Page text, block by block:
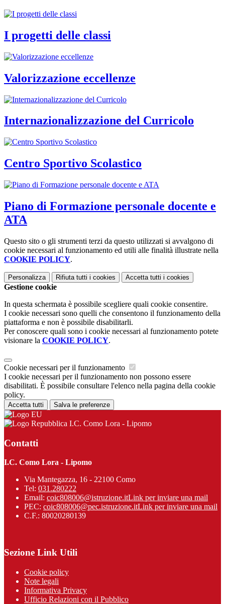
I progetti delle classi
Valorizzazione eccellenze
Internazionalizzazione del Curricolo
Centro Sportivo Scolastico
Piano di Formazione personale docente e
ATA
Questo sito o gli strumenti terzi da questo utilizzati si avvalgono di
cookie necessari al funzionamento ed utili alle finalità illustrate nella
COOKIE POLICY.
Personalizza Rifiuta tutti i cookies Accetta tutti i cookies
Gestione cookie
In questa schermata è possibile scegliere quali cookie consentire.
I cookie necessari sono quelli che consentono il funzionamento della
piattaforma e non è possibile disabilitarli.
Per conoscere quali sono i cookie necessari al funzionamento potete
visionare la COOKIE POLICY.
Cookie necessari per il funzionamento
I cookie necessari per il funzionamento non possono essere
disabilitati. È possibile consultare l'elenco nella pagina della cookie
policy.
Accetta tutti Salva le preferenze
I.C. Como Lora - Lipomo
Contatti
I.C. Como Lora - Lipomo
Via Mantegazza, 16 - 22100 Como
Tel: 031.280222
Email: coic808006@istruzione.itLink per inviare una mail
PEC: coic808006@pec.istruzione.itLink per inviare una mail
C.F.: 80020280139
Sezione Link Utili
Cookie policy
Note legali
Informativa Privacy
Ufficio Relazioni con il Pubblico